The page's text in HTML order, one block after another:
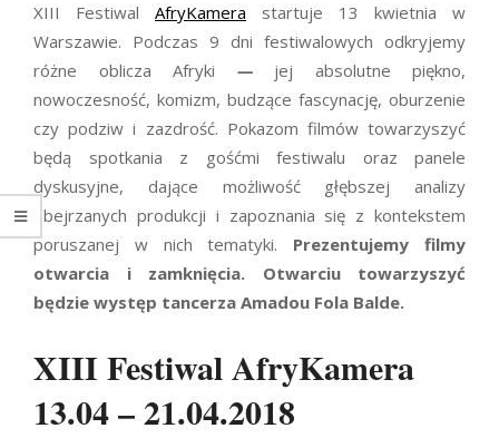
XIII Festiwal AfryKamera startuje 13 kwietnia w
Warszawie. Podczas 9 dni festiwalowych odkryjemy
różne oblicza Afryki —jej absolutne piękno,
nowoczesność, komizm, budzące fascynację, oburzenie
czy podziw i zazdrość. Pokazom filmów towarzyszyć
będą spotkania z gośćmi festiwalu oraz panele
dyskusyjne, dające możliwość głębszej analizy
obejrzanych produkcji i zapoznania się z kontekstem
poruszanej w nich tematyki. Prezentujemy filmy
otwarcia i zamknięcia.
Otwarciu towarzyszyć
będzie występ tancerza Amadou Fola Balde.
XIII Festiwal AfryKamera
13.04 – 21.04.2018